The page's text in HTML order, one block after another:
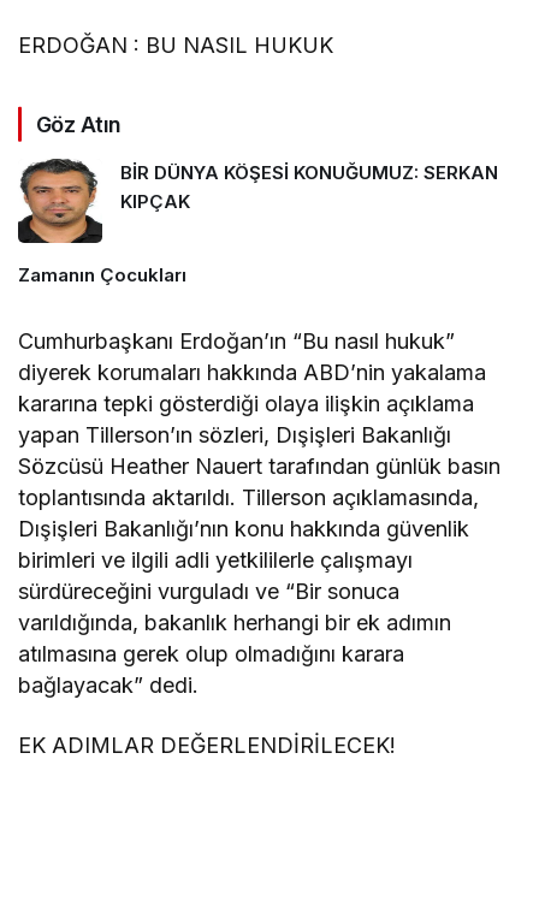
ERDOĞAN : BU NASIL HUKUK
Göz Atın
BİR DÜNYA KÖŞESİ KONUĞUMUZ: SERKAN
KIPÇAK
Zamanın Çocukları
Cumhurbaşkanı Erdoğan’ın “Bu nasıl hukuk”
diyerek korumaları hakkında ABD’nin yakalama
kararına tepki gösterdiği olaya ilişkin açıklama
yapan Tillerson’ın sözleri, Dışişleri Bakanlığı
Sözcüsü Heather Nauert tarafından günlük basın
toplantısında aktarıldı. Tillerson açıklamasında,
Dışişleri Bakanlığı’nın konu hakkında güvenlik
birimleri ve ilgili adli yetkililerle çalışmayı
sürdüreceğini vurguladı ve “Bir sonuca
varıldığında, bakanlık herhangi bir ek adımın
atılmasına gerek olup olmadığını karara
bağlayacak” dedi.
EK ADIMLAR DEĞERLENDİRİLECEK!